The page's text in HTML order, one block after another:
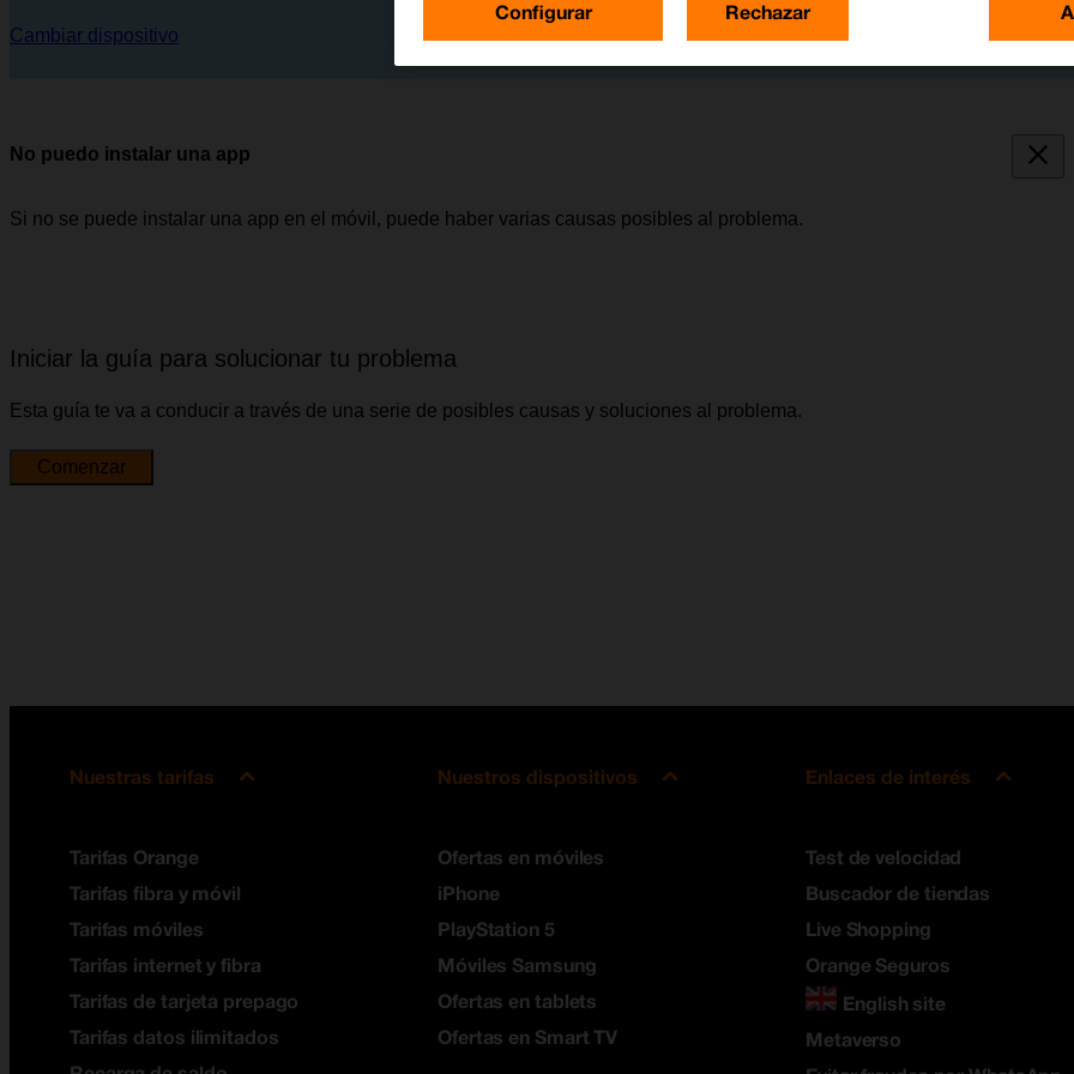
Cambiar dispositivo
No puedo instalar una app
Si no se puede instalar una app en el móvil, puede haber varias causas posibles al problema.
Iniciar la guía para solucionar tu problema
Esta guía te va a conducir a través de una serie de posibles causas y soluciones al problema.
Comenzar
Nuestras tarifas
Tarifas Orange
Tarifas fibra y móvil
Tarifas móviles
Tarifas internet y fibra
Tarifas de tarjeta prepago
Tarifas datos ilimitados
Nuestros dispositivos
Ofertas en móviles
iPhone
PlayStation 5
Móviles Samsung
Ofertas en tablets
Ofertas en Smart TV
Enlaces de interés
Test de velocidad
Buscador de tiendas
Live Shopping
Orange Seguros
English site
Metaverso
Configurar Rechazar